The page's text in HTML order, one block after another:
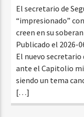
El secretario de
“impresionado”
creen en su
Publicado el 2026-
El nuevo secretario
ante el Capitolio
siendo un tema
[…]